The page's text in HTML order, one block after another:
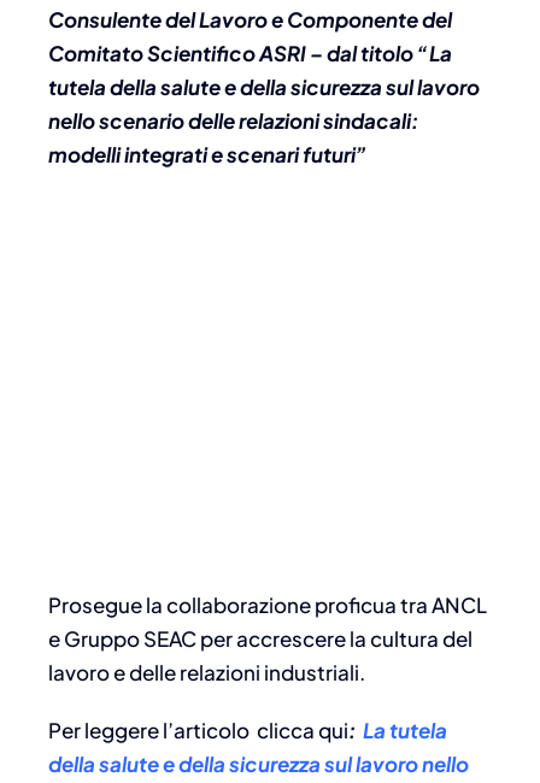
Consulente del Lavoro e Componente del
Comitato Scientifico ASRI – dal titolo “La
tutela della salute e della sicurezza sul lavoro
nello scenario delle relazioni sindacali:
modelli integrati e scenari futuri”
Prosegue la collaborazione proficua tra ANCL
e Gruppo SEAC per accrescere la cultura del
lavoro e delle relazioni industriali.
Per leggere l’articolo clicca qui: La tutela
della salute e della sicurezza sul lavoro nello